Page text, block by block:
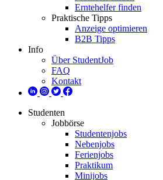
Erntehelfer finden
Praktische Tipps
Anzeige optimieren
B2B Tipps
Info
Über StudentJob
FAQ
Kontakt
Studenten
Jobbörse
Studentenjobs
Nebenjobs
Ferienjobs
Praktikum
Minijobs